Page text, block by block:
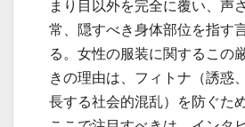
まり目以外を完全に覆い、声
常、隠すべき身体部位を指す
る。女性の服装に関するこの
きの理由は、フィトナ（誘惑
長する社会的混乱）を防ぐた